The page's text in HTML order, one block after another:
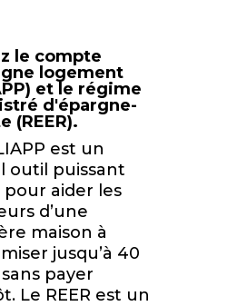
le compte
logement
et le régime
d'épargne-
(REER).
est un
outil puissant
aider les
d’une
maison à
jusqu’à 40
payer
Le REER est un